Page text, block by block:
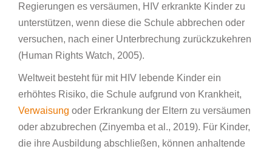
Regierungen es versäumen, HIV erkrankte Kinder zu
unterstützen, wenn diese die Schule abbrechen oder
versuchen, nach einer Unterbrechung zurückzukehren
(Human Rights Watch, 2005).
Weltweit besteht für mit HIV lebende Kinder ein
erhöhtes Risiko, die Schule aufgrund von Krankheit,
Verwaisung oder Erkrankung der Eltern zu versäumen
oder abzubrechen (Zinyemba et al., 2019). Für Kinder,
die ihre Ausbildung abschließen, können anhaltende